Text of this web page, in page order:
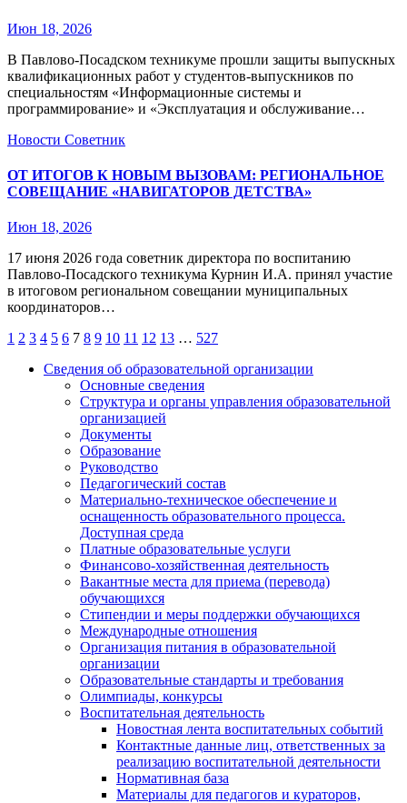
Июн 18, 2026
В Павлово‑Посадском техникуме прошли защиты выпускных
квалификационных работ у студентов‑выпускников по
специальностям «Информационные системы и
программирование» и «Эксплуатация и обслуживание…
Новости Советник
ОТ ИТОГОВ К НОВЫМ ВЫЗОВАМ: РЕГИОНАЛЬНОЕ
СОВЕЩАНИЕ «НАВИГАТОРОВ ДЕТСТВА»
Июн 18, 2026
17 июня 2026 года советник директора по воспитанию
Павлово‑Посадского техникума Курнин И.А. принял участие
в итоговом региональном совещании муниципальных
координаторов…
Пагинация
записей
1 2 3 4 5 6 7 8 9 10 11 12 13 … 527
Сведения об образовательной организации
Основные сведения
Структура и органы управления образовательной
организацией
Документы
Образование
Руководство
Педагогический состав
Материально-техническое обеспечение и
оснащенность образовательного процесса.
Доступная среда
Платные образовательные услуги
Финансово-хозяйственная деятельность
Вакантные места для приема (перевода)
обучающихся
Стипендии и меры поддержки обучающихся
Международные отношения
Организация питания в образовательной
организации
Образовательные стандарты и требования
Олимпиады, конкурсы
Воспитательная деятельность
Новостная лента воспитательных событий
Контактные данные лиц, ответственных за
реализацию воспитательной деятельности
Нормативная база
Материалы для педагогов и кураторов,